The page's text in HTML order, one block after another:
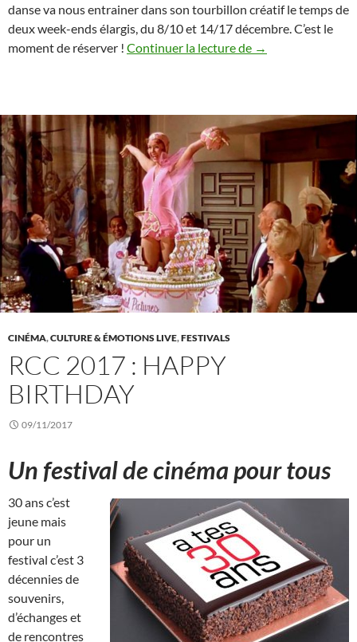
danse va nous entrainer dans son tourbillon créatif le temps de
deux week-ends élargis, du 8/10 et 14/17 décembre. C’est le
moment de réserver ! Continuer la lecture de Festival de danse
→
CINÉMA,CULTURE & ÉMOTIONS LIVE,FESTIVALS
RCC 2017 : HAPPY
BIRTHDAY
09/11/2017
Un festival de cinéma pour tous
30 ans c’est
jeune mais
pour un
festival c’est 3
décennies de
souvenirs,
d’échanges et
de rencontres